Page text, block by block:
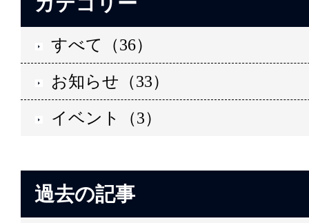
すべて（36）
お知らせ（33）
イベント（3）
過去の記事